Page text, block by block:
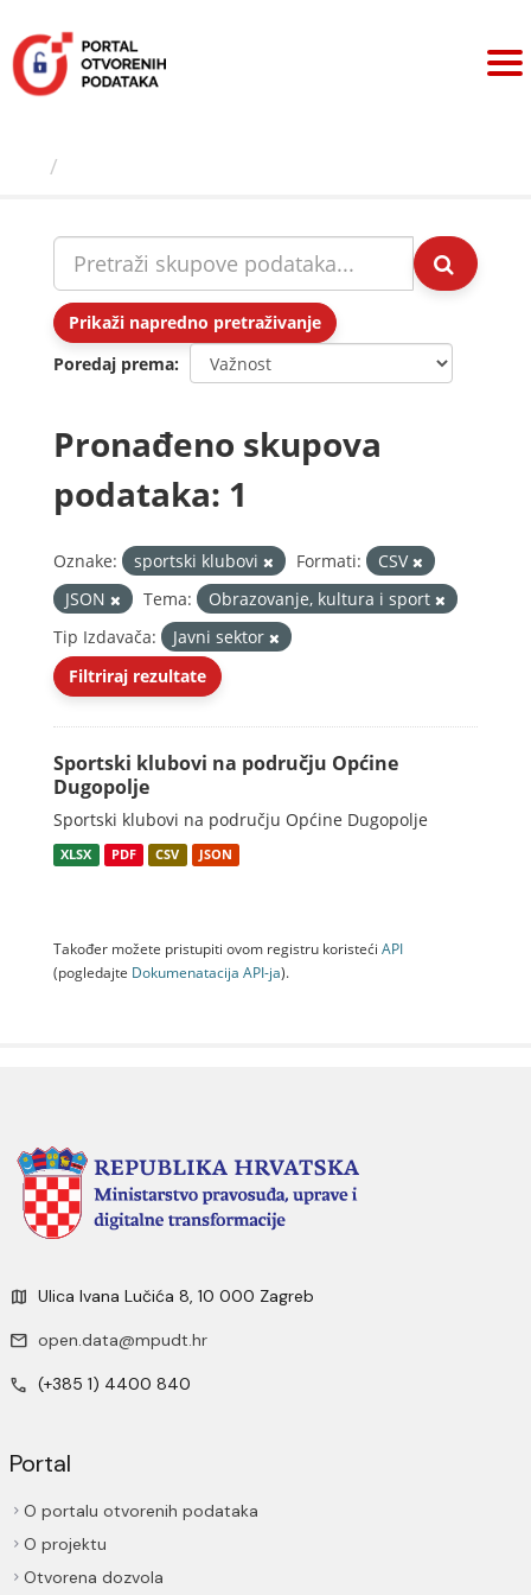
sadržaj
Prikaži napredno pretraživanje
Poredaj prema
Pronađeno skupova
podataka: 1
Oznake: sportski klubovi Formati:
CSV
JSON
Tema:
Obrazovanje, kultura i sport
Tip Izdavača:
Javni sektor
Filtriraj rezultate
Sportski klubovi na području Općine
Dugopolje
Sportski klubovi na području Općine Dugopolje
XLSX PDF CSV JSON
Također možete pristupiti ovom registru koristeći API
(pogledajte Dokumenаtаcijа API-jа).